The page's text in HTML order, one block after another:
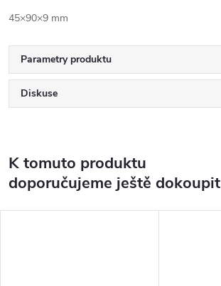
45×90×9 mm
Parametry produktu
Diskuse
K tomuto produktu
doporučujeme ještě dokoupit